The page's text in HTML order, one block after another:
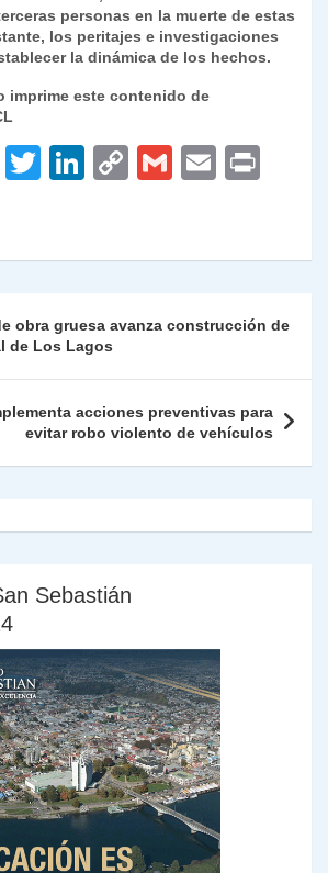
personas en la muerte de estas
los peritajes e investigaciones
la dinámica de los hechos.
imprime este contenido de
F
T
er
Li
e
n
C
y
n
k
G
l
E
l
obra gruesa avanza construcción de
de Los Lagos
acciones preventivas para
evitar robo violento de vehículos
Sebastián